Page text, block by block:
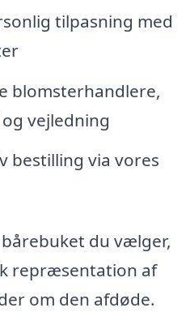
tilpasning med
blomsterhandlere,
vejledning
bestilling via vores
du vælger,
repræsentation af
om den afdøde.